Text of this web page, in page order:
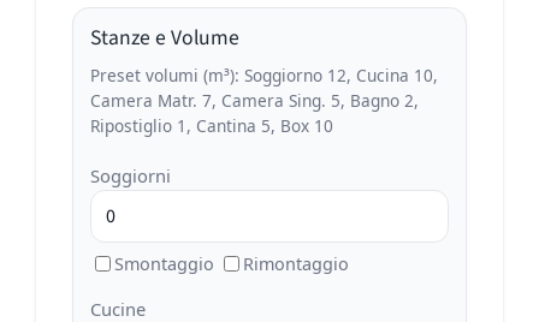
Stanze e Volume
Preset volumi (m³): Soggiorno 12, Cucina 10,
Camera Matr. 7, Camera Sing. 5, Bagno 2,
Ripostiglio 1, Cantina 5, Box 10
Soggiorni
Smontaggio Rimontaggio
Cucine